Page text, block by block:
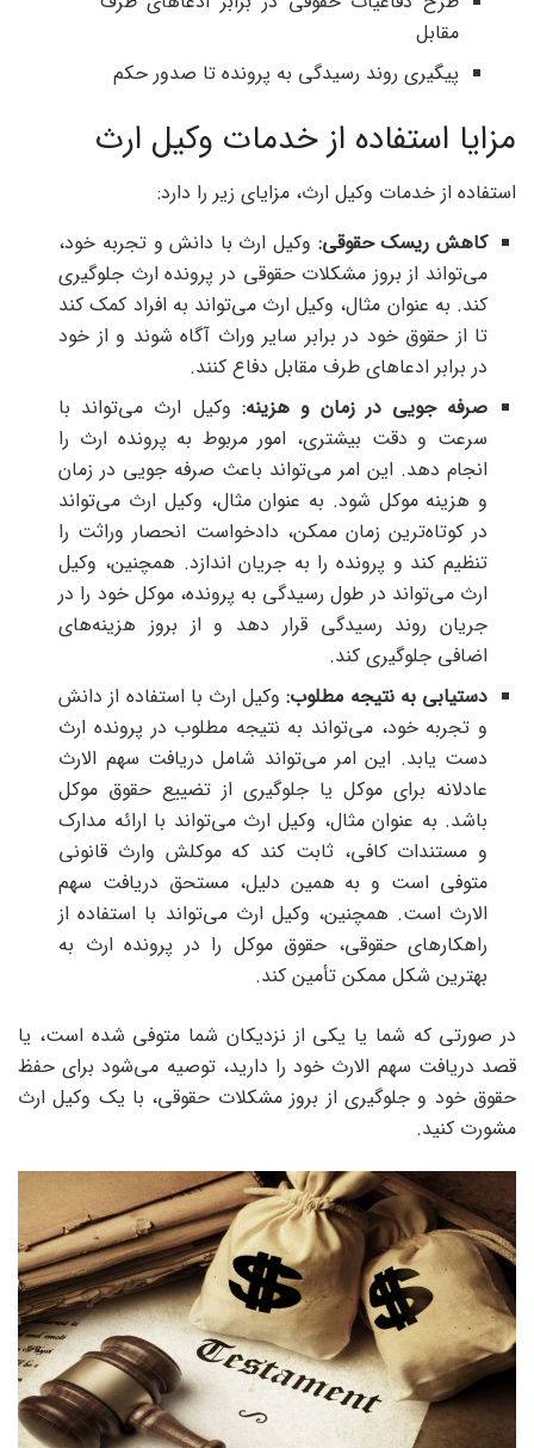
مقابل
پیگیری روند رسیدگی به پرونده تا صدور حکم
مزایا استفاده از خدمات وکیل ارث
استفاده از خدمات وکیل ارث، مزایای زیر را دارد:
کاهش ریسک حقوقی: وکیل ارث با دانش و تجربه خود،
می‌تواند از بروز مشکلات حقوقی در پرونده ارث جلوگیری
کند. به عنوان مثال، وکیل ارث می‌تواند به افراد کمک کند
تا از حقوق خود در برابر سایر وراث آگاه شوند و از خود
در برابر ادعاهای طرف مقابل دفاع کنند.
صرفه جویی در زمان و هزینه: وکیل ارث می‌تواند با
سرعت و دقت بیشتری، امور مربوط به پرونده ارث را
انجام دهد. این امر می‌تواند باعث صرفه جویی در زمان
و هزینه موکل شود. به عنوان مثال، وکیل ارث می‌تواند
در کوتاه‌ترین زمان ممکن، دادخواست انحصار وراثت را
تنظیم کند و پرونده را به جریان اندازد. همچنین، وکیل
ارث می‌تواند در طول رسیدگی به پرونده، موکل خود را در
جریان روند رسیدگی قرار دهد و از بروز هزینه‌های
اضافی جلوگیری کند.
دستیابی به نتیجه مطلوب:وکیل ارث با استفاده از دانش
و تجربه خود، می‌تواند به نتیجه مطلوب در پرونده ارث
دست یابد. این امر می‌تواند شامل دریافت سهم الارث
عادلانه برای موکل یا جلوگیری از تضییع حقوق موکل
باشد. به عنوان مثال، وکیل ارث می‌تواند با ارائه مدارک
و مستندات کافی، ثابت کند که موکلش وارث قانونی
متوفی است و به همین دلیل، مستحق دریافت سهم
الارث است. همچنین، وکیل ارث می‌تواند با استفاده از
راهکارهای حقوقی، حقوق موکل را در پرونده ارث به
بهترین شکل ممکن تأمین کند.
در صورتی که شما یا یکی از نزدیکان شما متوفی شده است، یا
قصد دریافت سهم الارث خود را دارید، توصیه می‌شود برای حفظ
حقوق خود و جلوگیری از بروز مشکلات حقوقی، با یک وکیل ارث
مشورت کنید.